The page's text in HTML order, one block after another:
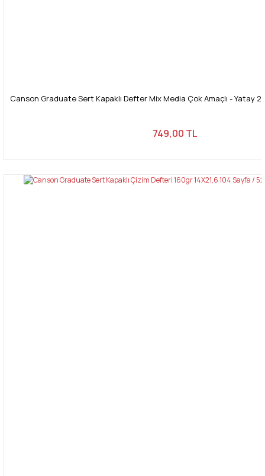
Canson Graduate Sert Kapaklı Defter Mix Media Çok Amaçlı - Yatay
749,00 TL